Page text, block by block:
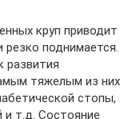
круп приводит
резко поднимается.
развития
тяжелым из них
стопы,
и т.д. Состояние